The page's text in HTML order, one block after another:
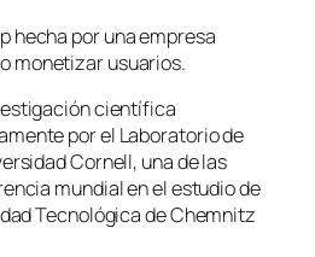
hecha por una empresa
monetizar usuarios.
científica
por el Laboratorio de
Cornell, una de las
mundial en el estudio de
Tecnológica de Chemnitz